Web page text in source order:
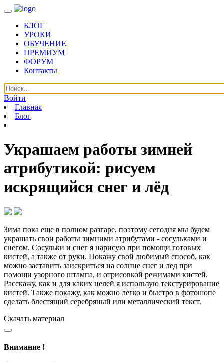
БЛОГ
УРОКИ
ОБУЧЕНИЕ
ПРЕМИУМ
ФОРУМ
Контакты
Войти
Главная
Блог
Украшаем работы зимней
атрибутикой: рисуем
искрящийся снег и лёд
Зима пока еще в полном разгаре, поэтому сегодня мы будем
украшать свои работы зимними атрибутами - сосульками и
снегом. Сосульки и снег я нарисую при помощи готовых
кистей, а также от руки. Покажу свой любимый способ, как
можно заставить заискриться на солнце снег и лед при
помощи узорного штампа, и отрисовкой режимами кистей.
Расскажу, как и для каких целей я использую текстурирование
кистей. Также покажу, как можно легко и быстро в фотошопе
сделать блестящий серебряный или металлический текст.
Скачать материал
Внимание !